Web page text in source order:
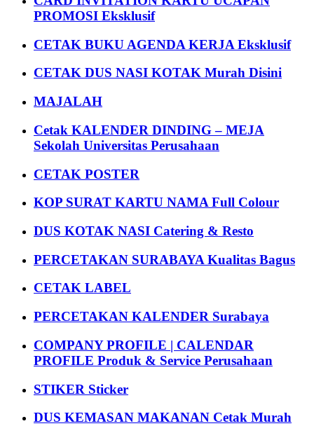
PROMOSI Eksklusif
CETAK BUKU AGENDA KERJA Eksklusif
CETAK DUS NASI KOTAK Murah Disini
MAJALAH
Cetak KALENDER DINDING – MEJA
Sekolah Universitas Perusahaan
CETAK POSTER
KOP SURAT KARTU NAMA Full Colour
DUS KOTAK NASI Catering & Resto
PERCETAKAN SURABAYA Kualitas Bagus
CETAK LABEL
PERCETAKAN KALENDER Surabaya
COMPANY PROFILE | CALENDAR
PROFILE Produk & Service Perusahaan
STIKER Sticker
DUS KEMASAN MAKANAN Cetak Murah